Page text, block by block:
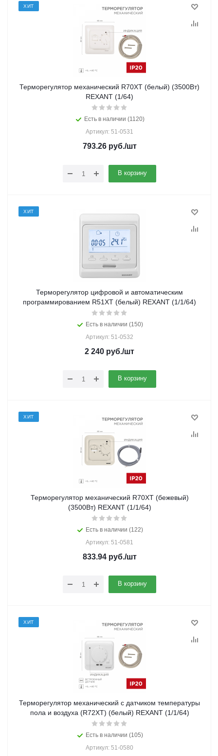
ХИТ
Терморегулятор механический R70XT (белый) (3500Вт)
REXANT (1/64)
Есть в наличии (1120)
Артикул: 51-0531
793.26руб./шт
В корзину
ХИТ
Терморегулятор цифровой и автоматическим
программированием R51XT (белый) REXANT (1/1/64)
Есть в наличии (150)
Артикул: 51-0532
2 240 руб./шт
В корзину
ХИТ
Терморегулятор механический R70XT (бежевый)
(3500Вт) REXANT (1/1/64)
Есть в наличии (122)
Артикул: 51-0581
833.94руб./шт
В корзину
ХИТ
Терморегулятор механический с датчиком температуры
пола и воздуха (R72XT) (белый) REXANT (1/1/64)
Есть в наличии (105)
Артикул: 51-0580